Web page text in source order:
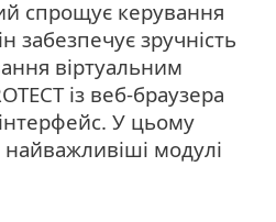
спрощує керування
забезпечує зручність
віртуальним
із веб-браузера
У цьому
модулі